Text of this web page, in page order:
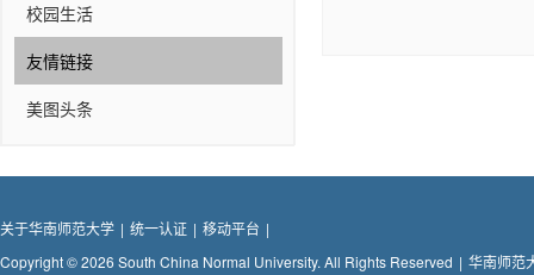
校园生活
友情链接
美图头条
关于华南师范大学 | 统一认证 | 移动平台 |
Copyright © 2026 South China Normal University. All Rights Reserved | 华南师范